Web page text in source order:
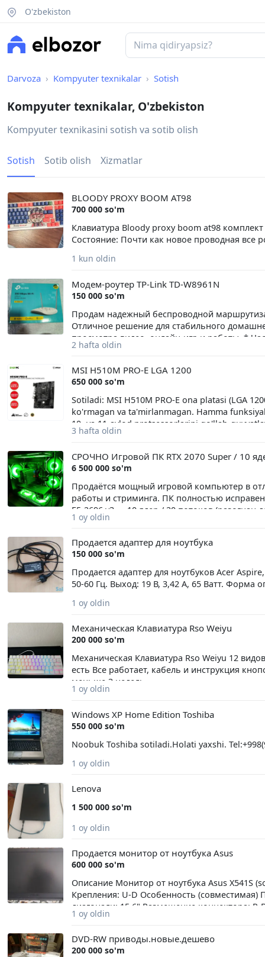
O'zbekiston
Darvoza Kompyuter texnikalar Sotish
Kompyuter texnikalar, O'zbekiston
Kompyuter texnikasini sotish va sotib olish
Sotish Sotib olish Xizmatlar
BLOODY PROXY BOOM AT98
700 000 so'm
Клавиатура Bloody proxy boom at98
Состояние: Почти как новое проводная все
1 kun oldin
Модем-роутер TP-Link TD-W8961N
150 000 so'm
Продам надежный беспроводной
Отличное решение для стабильного
просмотра видео, онлайн-игр и работы. *
dBi, обеспечивают отличное покрытие по
Идеальное, полностью рабочее. Роутер
Комплектация (полная, как из магазина):**
пользователя и родная коробка
2 hafta oldin
MSI H510M PRO-E LGA 1200
650 000 so'm
Sotiladi: MSI H510M PRO-E ona platasi (LGA
ko'rmagan va ta'mirlanmagan. Hamma
10- va 11-avlod protsessorlarini qo'llab-
slot (3200 MGts gacha) Manzil: Toshkent,
Состояние идеальное, работала в
месте. Характеристики: Сокет: LGA 1200
H510 Форм-фактор: Micro-ATX Оперативная
Шайхантахурский район, ТашМИ-2 Телефон,
личные сообщения или звоните!
3 hafta oldin
СРОЧНО Игровой ПК RTX 2070 Super / 10
6 500 000 so'm
Продаётся мощный игровой компьютер в
работы и стриминга. ПК полностью
E5-2696 v3 — 10 ядер / 20 потоков (разогнан
температур) • Видеокарта: NVIDIA GeForce
X99 D4 M4 • Блок питания: 700W • Корпус:
airflow (вдув / выдув) Дополнительно •
состояние, без проблем • Видеокарта не
300 FPS • Valorant — 200-300 FPS Любые
MAG 25 300 гц с кранштейном -
для шутеров самое то Причины продажи
1 oy oldin
Продается адаптер для ноутбука
150 000 so'm
Продается адаптер для ноутбуков Acer
50-60 Гц. Выход: 19 В, 3,42 А, 65 Ватт. Форма
1 oy oldin
Механическая Клавиатура Rso Weiyu
200 000 so'm
Механическая Клавиатура Rso Weiyu 12
есть Все работает, кабель и инструкция
меньше 3 недель
1 oy oldin
Windows XP Home Edition Toshiba
550 000 so'm
Noobuk Toshiba sotiladi.Holati yaxshi.
1 oy oldin
Lenova
1 500 000 so'm
1 oy oldin
Продается монитор от ноутбука Asus
600 000 so'm
Описание Монитор от ноутбука Asus X541S
Крепления: U-D Особенность
диагонали: 15.6" Размещение коннектора:
Толщина: Slim (3mm) Частота обновления:
1 oy oldin
DVD-RW приводы.новые.дешево
200 000 so'm